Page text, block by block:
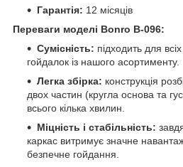
Гарантія: 12 місяців
Переваги моделі Bonro B-096:
Сумісність: підходить для
гойдалок із нашого асортименту.
Легка збірка: конструкція
двох частин (кругла основа та
всього кілька хвилин.
Міцність і стабільність:
каркас витримує значне
безпечне гойдання.